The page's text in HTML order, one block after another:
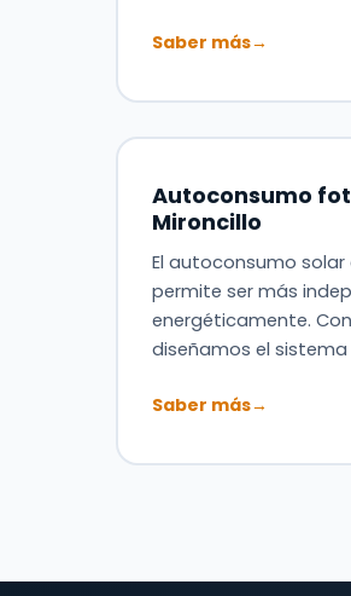
Saber más→
Autoconsumo
Mironcillo
El autoconsumo solar
permite ser más
energéticamente.
diseñamos el
Saber más→